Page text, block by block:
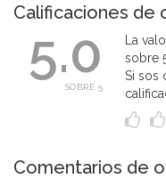
Calificaciones de
5.0
SOBRE 5
La
sobre
Si sos
Comentarios de